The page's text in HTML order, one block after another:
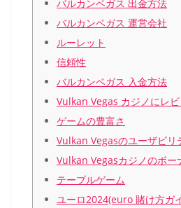
バルカンベガス 出金方法
バルカンベガス 運営会社
ルーレット
信頼性
バルカンベガス 入金方法
Vulkan Vegas カジノにレ
ゲームの豊富さ
Vulkan Vegasのユーザビリ
Vulkan Vegasカジノのボー
テーブルゲーム
ユーロ2024(euro 賭け方ガ